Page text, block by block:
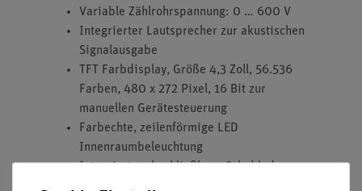
Variable Zählrohrspannung: 0 … 600 V
Integrierter Lautsprecher zur akustischen
Signalausgabe
TFT Farbdisplay, Größe 4,3 Zoll, 56.536
Farben, 480 x 272 Pixel, 16 Bit zur
manuellen Gerätesteuerung
Farbechte, zeilenförmige LED
Innenraumbeleuchtung
Integrierte, abschließbare Schublade zur